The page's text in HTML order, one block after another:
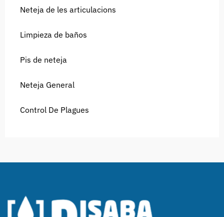
Neteja de les articulacions
Limpieza de baños
Pis de neteja
Neteja General
Control De Plagues